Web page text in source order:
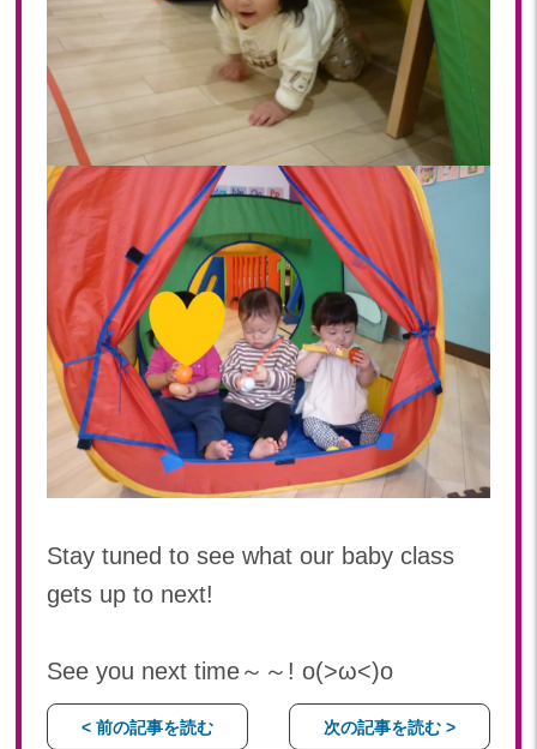
Stay tuned to see what our baby class
gets up to next!
See you next time～～! o(>ω<)o
< 前の記事を読む 次の記事を読む >